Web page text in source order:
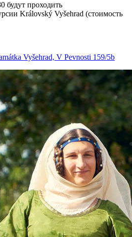
будут проходить
Královský Vyšehrad (стоимость
Vyšehrad, V Pevnosti 159/5b